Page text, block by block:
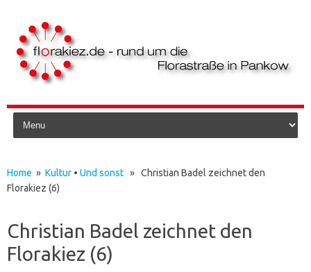
Skip to content
Home » Kultur • Und sonst » Christian Badel zeichnet den
Florakiez (6)
Christian Badel zeichnet den
Florakiez (6)